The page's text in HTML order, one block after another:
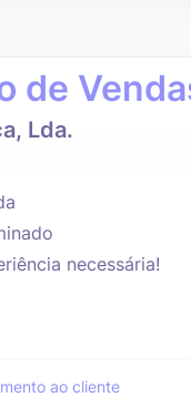
de
Lda.
necessária!
ao cliente